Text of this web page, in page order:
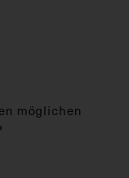
möglichen